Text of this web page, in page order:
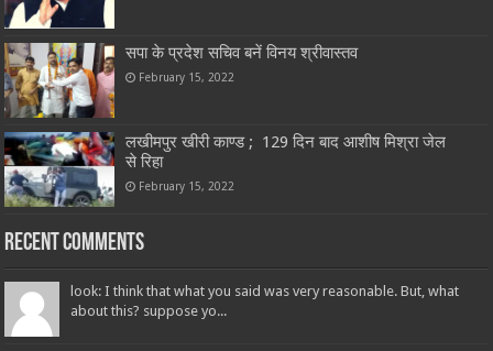
सपा के प्रदेश सचिव बनें विनय श्रीवास्तव
February 15, 2022
लखीमपुर खीरी काण्ड ; 129 दिन बाद आशीष मिश्रा जेल
से रिहा
February 15, 2022
Recent Comments
look: I think that what you said was very reasonable. But, what
about this? suppose yo...